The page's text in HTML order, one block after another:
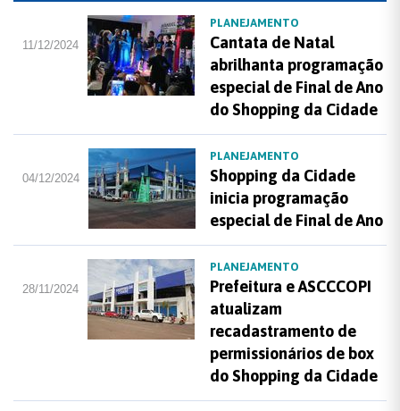
11/12/2024
PLANEJAMENTO
Cantata de Natal
abrilhanta programação
especial de Final de Ano
do Shopping da Cidade
04/12/2024
PLANEJAMENTO
Shopping da Cidade
inicia programação
especial de Final de Ano
28/11/2024
PLANEJAMENTO
Prefeitura e ASCCCOPI
atualizam
recadastramento de
permissionários de box
do Shopping da Cidade